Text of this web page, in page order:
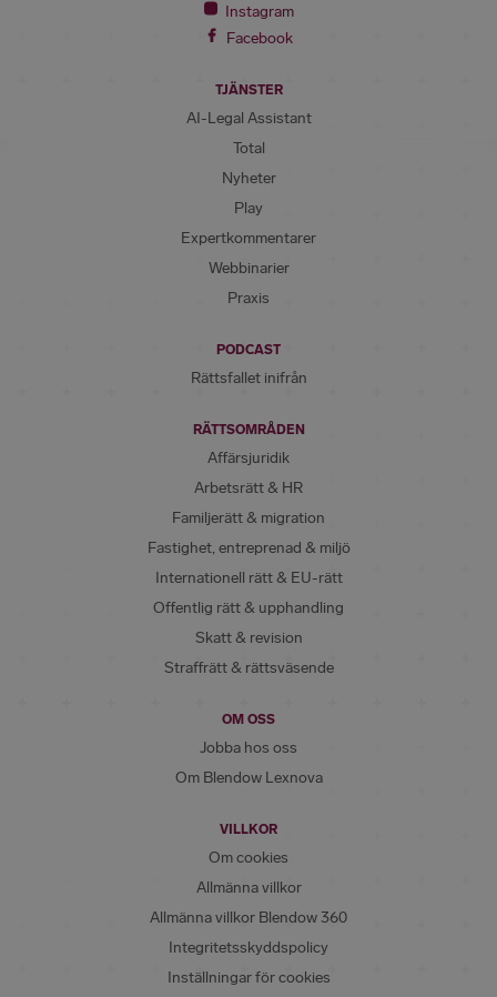
Instagram
Facebook
TJÄNSTER
AI-Legal Assistant
Total
Nyheter
Play
Expertkommentarer
Webbinarier
Praxis
PODCAST
Rättsfallet inifrån
RÄTTSOMRÅDEN
Affärsjuridik
Arbetsrätt & HR
Familjerätt & migration
Fastighet, entreprenad & miljö
Internationell rätt & EU-rätt
Offentlig rätt & upphandling
Skatt & revision
Straffrätt & rättsväsende
OM OSS
Jobba hos oss
Om Blendow Lexnova
VILLKOR
Om cookies
Allmänna villkor
Allmänna villkor Blendow 360
Integritetsskyddspolicy
Inställningar för cookies